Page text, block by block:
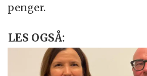
penger.
LES OGSÅ: